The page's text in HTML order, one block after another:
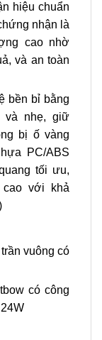
hiệu chuẩn
nhận là
cao nhờ
và an toàn
bền bỉ bằng
và nhẹ, giữ
bị ố vàng
PC/ABS
tối ưu,
với khả
vuông có
có công